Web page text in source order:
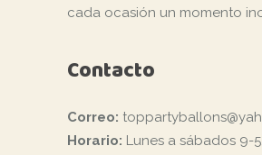
cada ocasión un momento
Contacto
Correo:
Horario: Lunes a sábados 9-5.